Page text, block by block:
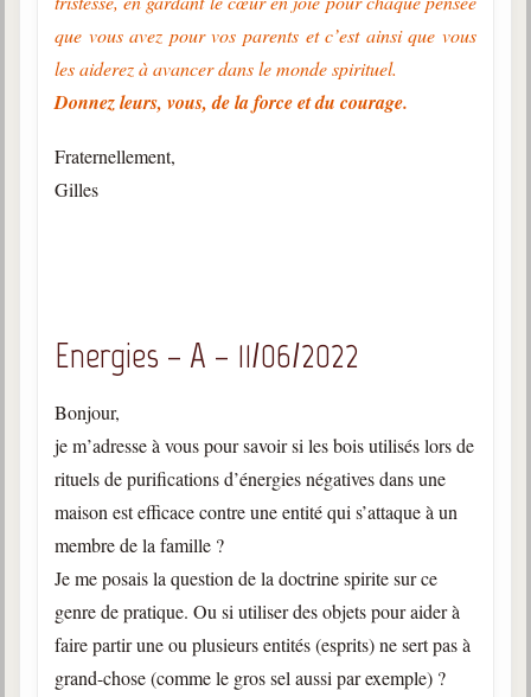
que vous avez pour vos parents et c’est ainsi que vous
les aiderez à avancer dans le monde spirituel.
Donnez leurs, vous, de la force et du courage.
Fraternellement,
Gilles
Energies – A – 11/06/2022
Bonjour,
je m’adresse à vous pour savoir si les bois utilisés lors de
rituels de purifications d’énergies négatives dans une
maison est efficace contre une entité qui s’attaque à un
membre de la famille ?
Je me posais la question de la doctrine spirite sur ce
genre de pratique. Ou si utiliser des objets pour aider à
faire partir une ou plusieurs entités (esprits) ne sert pas à
grand-chose (comme le gros sel aussi par exemple) ?